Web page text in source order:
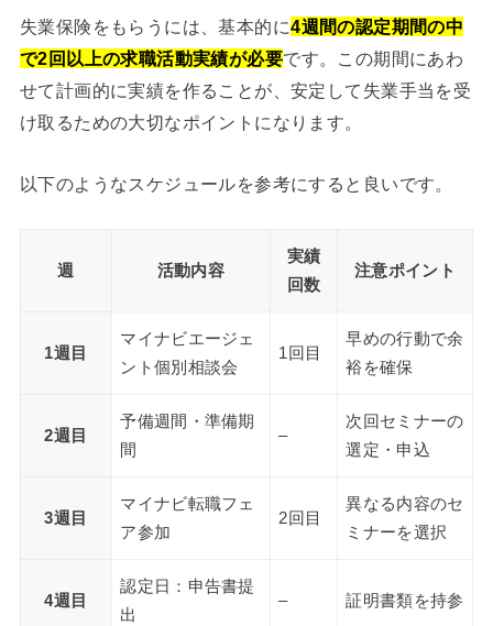
失業保険をもらうには、基本的に4週間の認定期間の中
で2回以上の求職活動実績が必要です。この期間にあわ
せて計画的に実績を作ることが、安定して失業手当を受
け取るための大切なポイントになります。
以下のようなスケジュールを参考にすると良いです。
週 活動内容
実績
回数
注意ポイント
1週目
マイナビエージェ
ント個別相談会
1回目
早めの行動で余
裕を確保
2週目
予備週間・準備期
間
–
次回セミナーの
選定・申込
3週目
マイナビ転職フェ
ア参加
2回目
異なる内容のセ
ミナーを選択
4週目
認定日：申告書提
出
– 証明書類を持参